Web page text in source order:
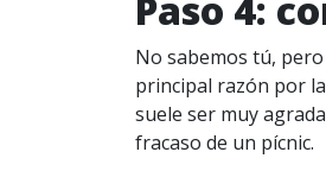
Paso 4:
No sabemos tú,
principal razón por
suele ser muy
fracaso de un pícnic.